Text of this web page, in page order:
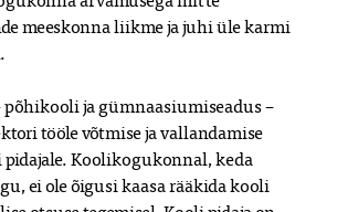
meeskonna liikme ja juhi üle karmi
põhikooli ja gümnaasiumiseadus –
tööle võtmise ja vallandamise
Koolikogukonnal, keda
ei ole õigusi kaasa rääkida kooli